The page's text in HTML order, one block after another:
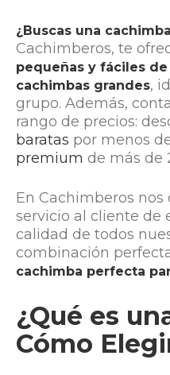
¿Buscas una
Cachimberos, te
pequeñas y fáciles
cachimbas grandes,
grupo. Además,
rango de precios:
baratas por menos
premium de más de
En Cachimberos
servicio al cliente de
calidad de todos
combinación
cachimba perfecta
¿Qué es
Cómo